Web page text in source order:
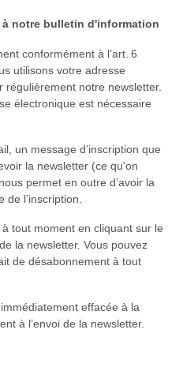
notre bulletin d'information
conformément à l’art. 6
utilisons votre adresse
notre newsletter.
électronique est nécessaire
un message d’inscription que
la newsletter (ce qu'on
permet en outre d’avoir la
de l’inscription.
tout moment en cliquant sur le
la newsletter. Vous pouvez
de désabonnement à tout
effacée à la
à l’envoi de la newsletter.